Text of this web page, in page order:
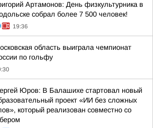
Артамонов: День физкультурника в
собрал более 7 500 человек!
19:36
область выиграла чемпионат
по гольфу
Юров: В Балашихе стартовал новый
проект «ИИ без сложных
который реализован совместно со